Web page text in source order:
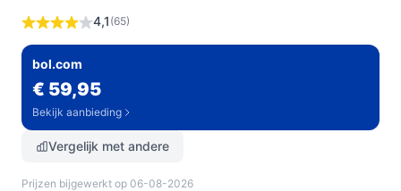
4,1 (65)
bol.com
€ 59,95
Bekijk aanbieding
Vergelijk met andere
Prijzen bijgewerkt op 06-08-2026